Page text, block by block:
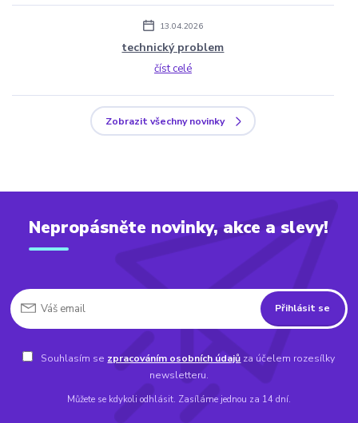
13.04.2026
technický problem
číst celé
Zobrazit všechny novinky
Nepropásněte novinky, akce a slevy!
Přihlásit se
Souhlasím se zpracováním osobních údajů za účelem rozesílky
newsletteru.
Můžete se kdykoli odhlásit. Zasíláme jednou za 14 dní.